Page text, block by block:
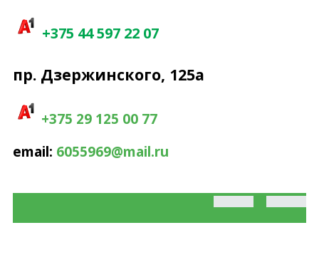
+375 44 597 22 07
пр. Дзержинского, 125а
+375 29 125 00 77
email: 6055969@mail.ru